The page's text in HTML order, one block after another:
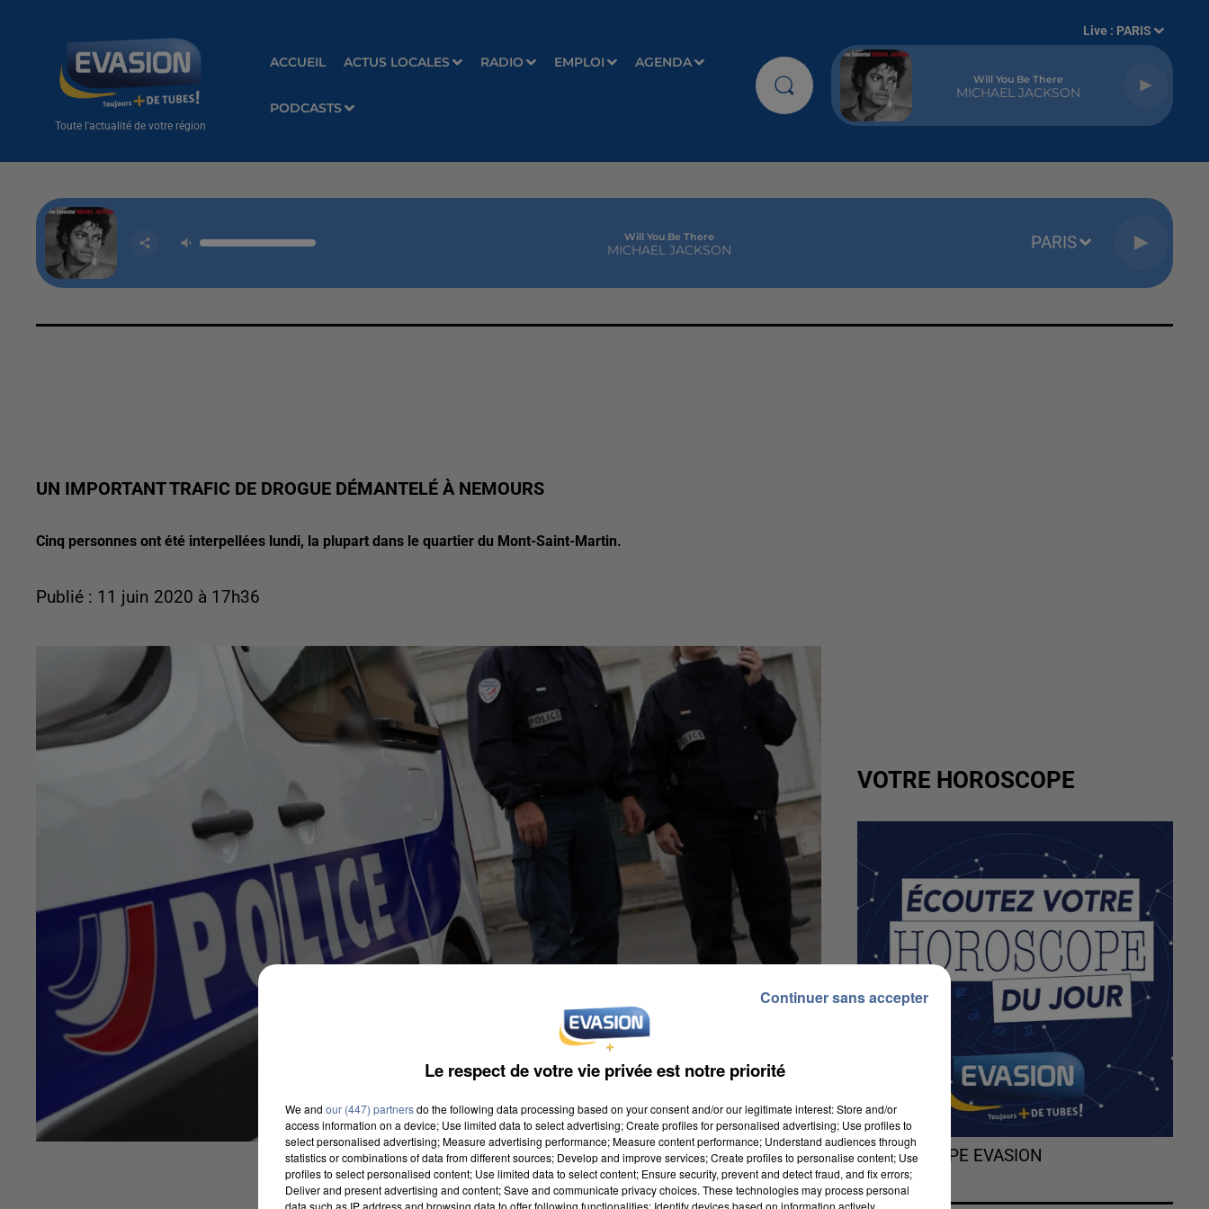
Toute l'actualité de votre région
ACCUEIL ACTUS LOCALES RADIO EMPLOI AGENDA
PODCASTS
Live : PARIS
Will You Be There
MICHAEL JACKSON
Will You Be There
MICHAEL JACKSON PARIS
UN IMPORTANT TRAFIC DE DROGUE DÉMANTELÉ À NEMOURS
Cinq personnes ont été interpellées lundi, la plupart dans le quartier du Mont-Saint-Martin.
Publié : 11 juin 2020 à 17h36
VOTRE HOROSCOPE
L'HOROSCOPE EVASION
Le respect de votre vie privée est notre priorité
We and our (447) partnersdo the following data processing based on your consent and/or our legitimate interest: Store and/or
access information on a device; Use limited data to select advertising; Create profiles for personalised advertising; Use profiles to
select personalised advertising; Measure advertising performance; Measure content performance; Understand audiences through
statistics or combinations of data from different sources; Develop and improve services; Create profiles to personalise content; Use
profiles to select personalised content; Use limited data to select content; Ensure security, prevent and detect fraud, and fix errors;
Deliver and present advertising and content; Save and communicate privacy choices. These technologies may process personal
data such as IP address and browsing data to offer following functionalities: Identify devices based on information actively
Continuer sans accepter